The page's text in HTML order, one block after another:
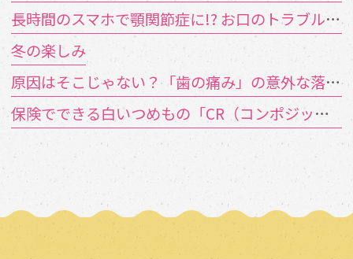
長時間のスマホで顎関節症に!? お口のトラブルを招く「TCH（歯列接触癖）」とは
冬の楽しみ
原因はそこじゃない？「歯の痛み」の意外な落とし穴
保険でできる白いつめもの「CR（コンポジットレジン）」とは？